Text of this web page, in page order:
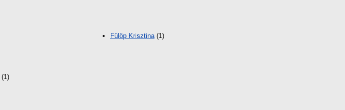
Fülöp Krisztina(1)
(1)